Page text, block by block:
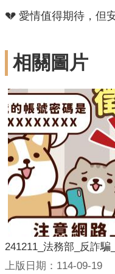
💔 愛情值得期待，但
相關圖片
241211_法務部_反詐騙
上版日期：114-09-19